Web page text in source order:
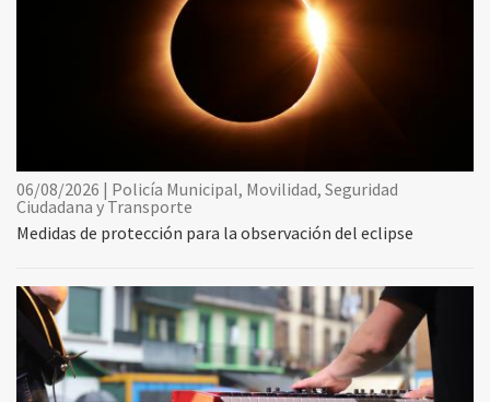
06/08/2026 | Policía Municipal, Movilidad, Seguridad
Ciudadana y Transporte
Medidas de protección para la observación del eclipse